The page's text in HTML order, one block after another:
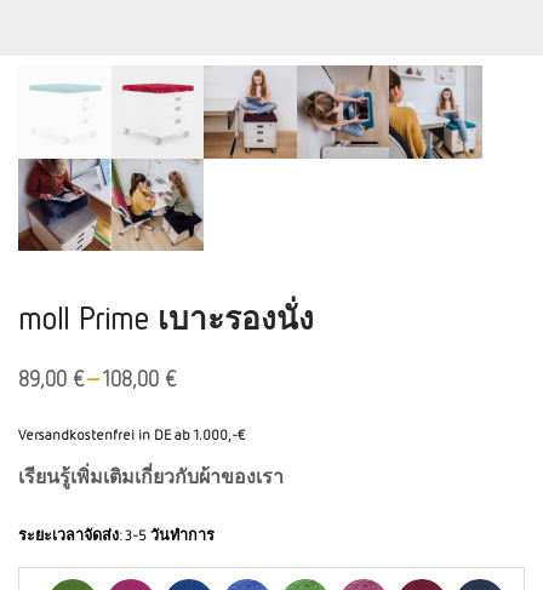
moll Prime เบาะรองนั่ง
89,00 €–108,00 €
Versandkostenfrei in DE ab 1.000,-€
เรียนรู้เพิ่มเติมเกี่ยวกับผ้าของเรา
ระยะเวลาจัดส่ง:3-5 วันทำการ